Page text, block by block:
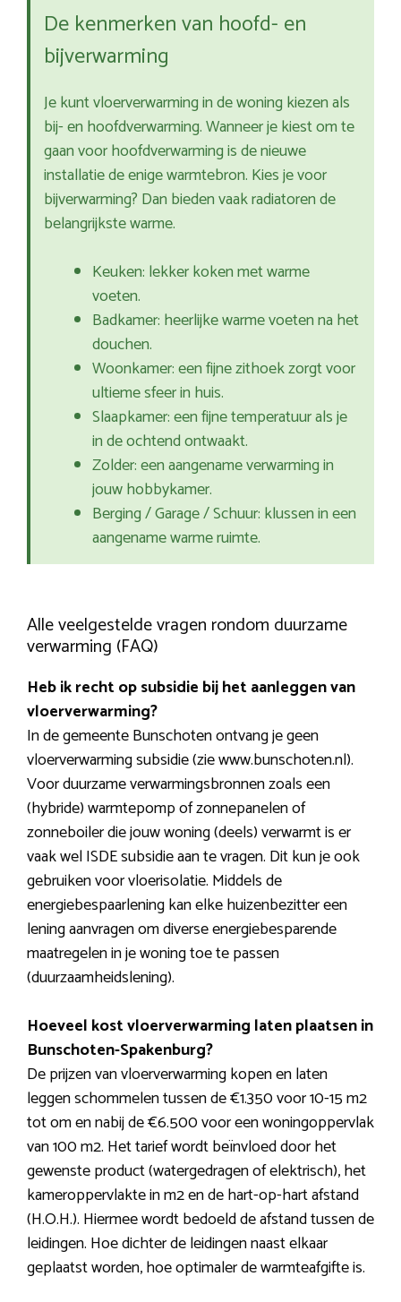
De kenmerken van hoofd- en
bijverwarming
Je kunt vloerverwarming in de woning kiezen als
bij- en hoofdverwarming. Wanneer je kiest om te
gaan voor hoofdverwarming is de nieuwe
installatie de enige warmtebron. Kies je voor
bijverwarming? Dan bieden vaak radiatoren de
belangrijkste warme.
Keuken: lekker koken met warme
voeten.
Badkamer: heerlijke warme voeten na het
douchen.
Woonkamer: een fijne zithoek zorgt voor
ultieme sfeer in huis.
Slaapkamer: een fijne temperatuur als je
in de ochtend ontwaakt.
Zolder: een aangename verwarming in
jouw hobbykamer.
Berging / Garage / Schuur: klussen in een
aangename warme ruimte.
Alle veelgestelde vragen rondom duurzame
verwarming (FAQ)
Heb ik recht op subsidie bij het aanleggen van
vloerverwarming?
In de gemeente Bunschoten ontvang je geen
vloerverwarming subsidie (zie www.bunschoten.nl).
Voor duurzame verwarmingsbronnen zoals een
(hybride) warmtepomp of zonnepanelen of
zonneboiler die jouw woning (deels) verwarmt is er
vaak wel ISDE subsidie aan te vragen. Dit kun je ook
gebruiken voor vloerisolatie. Middels de
energiebespaarlening kan elke huizenbezitter een
lening aanvragen om diverse energiebesparende
maatregelen in je woning toe te passen
(duurzaamheidslening).
Hoeveel kost vloerverwarming laten plaatsen in
Bunschoten-Spakenburg?
De prijzen van vloerverwarming kopen en laten
leggen schommelen tussen de €1.350 voor 10-15 m2
tot om en nabij de €6.500 voor een woningoppervlak
van 100 m2. Het tarief wordt beïnvloed door het
gewenste product (watergedragen of elektrisch), het
kameroppervlakte in m2 en de hart-op-hart afstand
(H.O.H.). Hiermee wordt bedoeld de afstand tussen de
leidingen. Hoe dichter de leidingen naast elkaar
geplaatst worden, hoe optimaler de warmteafgifte is.